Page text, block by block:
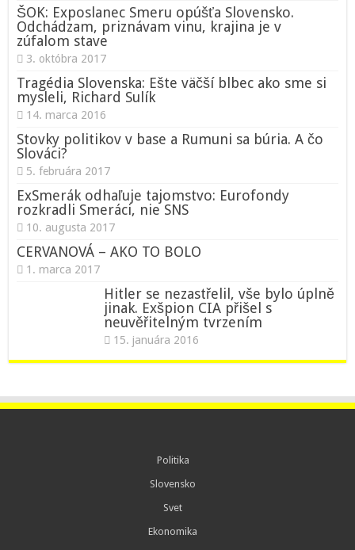
ŠOK: Exposlanec Smeru opúšťa Slovensko.
Odchádzam, priznávam vinu, krajina je v
zúfalom stave
3. októbra 2017
Tragédia Slovenska: Ešte väčší blbec ako sme si
mysleli, Richard Sulík
14. marca 2016
Stovky politikov v base a Rumuni sa búria. A čo
Slováci?
5. februára 2017
ExSmerák odhaľuje tajomstvo: Eurofondy
rozkradli Smeráci, nie SNS
10. augusta 2017
CERVANOVÁ – AKO TO BOLO
1. marca 2017
Hitler se nezastřelil, vše bylo úplně
jinak. Exšpion CIA přišel s
neuvěřitelným tvrzením
15. januára 2016
Politika
Slovensko
Svet
Ekonomika